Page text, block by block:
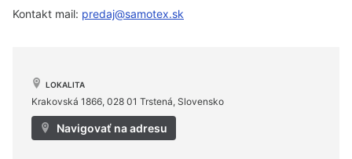
Kontakt mail: predaj@samotex.sk
LOKALITA
Krakovská 1866, 028 01 Trstená, Slovensko
Navigovať na adresu